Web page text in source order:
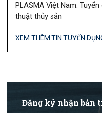
PLASMA Việt Nam:
thuật thủy sản
XEM THÊM TIN TUYỂN
Đăng ký nhận bản